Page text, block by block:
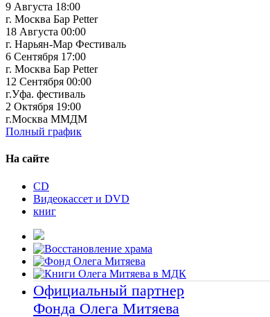
9 Августа 18:00
г. Москва Бар Petter
18 Августа 00:00
г. Нарьян-Мар Фестиваль
6 Сентября 17:00
г. Москва Бар Petter
12 Сентября 00:00
г.Уфа. фестиваль
2 Октября 19:00
г.Москва ММДМ
Полный график
На сайте
CD
Видеокассет и DVD
книг
Официальный партнер
Фонда Олега Митяева